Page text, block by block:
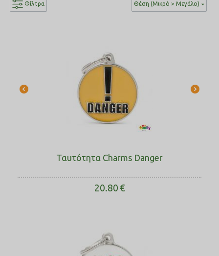
Φίλτρα Θέση (Μικρό > Μεγάλο)
Ταυτότητα Charms Danger
20.80€